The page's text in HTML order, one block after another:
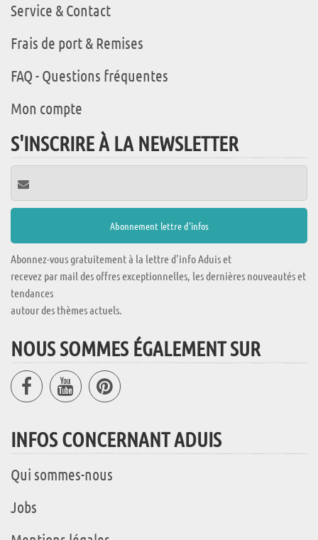
Service & Contact
Frais de port & Remises
FAQ - Questions fréquentes
Mon compte
S'INSCRIRE À LA NEWSLETTER
Abonnez-vous gratuitement à la lettre d'info Aduis et
recevez par mail des offres exceptionnelles, les dernières nouveautés et
tendances
autour des thèmes actuels.
NOUS SOMMES ÉGALEMENT SUR
INFOS CONCERNANT ADUIS
Qui sommes-nous
Jobs